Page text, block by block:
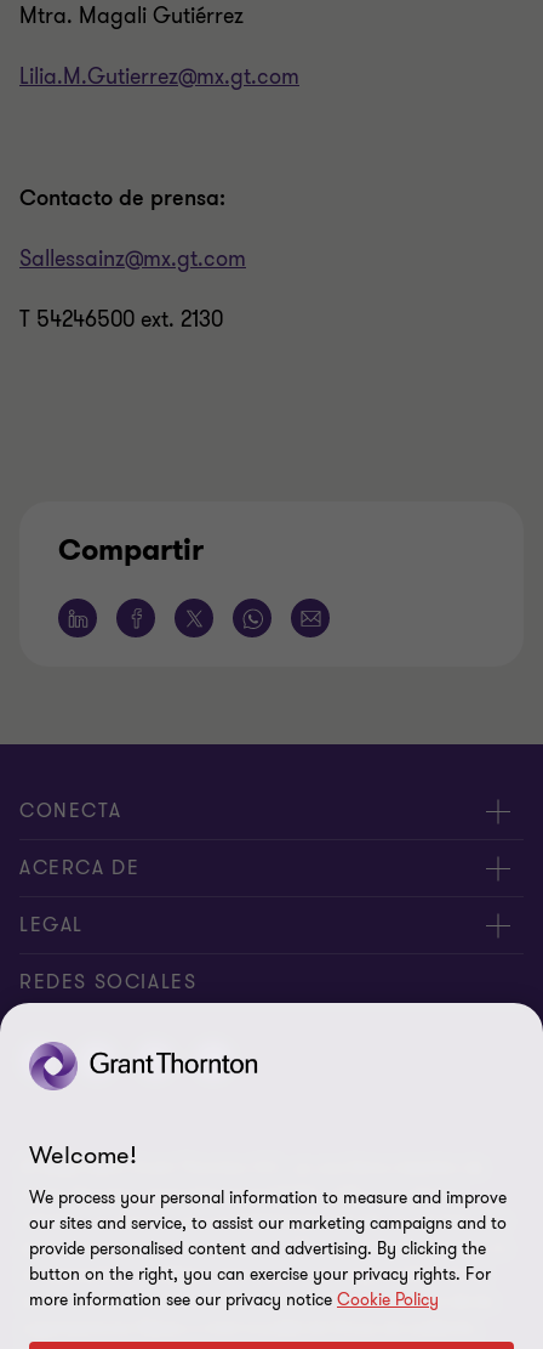
Mtra. Magali Gutiérrez
Lilia.M.Gutierrez@mx.gt.com
Contacto de prensa:
Sallessainz@mx.gt.com
T 54246500 ext. 2130
Compartir
CONECTA
Nuestros expertos
Alertas
Reporte de Tiempo
Reporte de Tiempo Administración
ACERCA DE
Nosotros
Empleos
Perspectivas
LEGAL
Aviso legal
Contacto
REDES SOCIALES
© Salles Sainz Grant Thornton S.C., es una firma miembro de
Grant Thornton International Ltd (GTIL). GTIL y sus firmas
miembro no forman una sociedad internacional, los servicios son
prestados por las firmas miembro. GTIL y sus firmas miembro no
se representan ni obligan entre si y no son responsables de los
actos u omisiones de las demás. Grant Thornton es una de las
Welcome!
We process your personal information to measure and improve
our sites and service, to assist our marketing campaigns and to
provide personalised content and advertising. By clicking the
button on the right, you can exercise your privacy rights. For
more information see our privacy notice Cookie Policy